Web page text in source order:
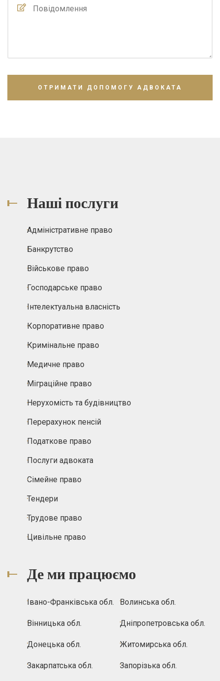
Наші послуги
Адміністративне право
Банкрутство
Військове право
Господарське право
Інтелектуальна власність
Корпоративне право
Кримінальне право
Медичне право
Міграційне право
Нерухомість та будівництво
Перерахунок пенсій
Податкове право
Послуги адвоката
Сімейне право
Тендери
Трудове право
Цивільне право
Де ми працюємо
Івано-Франківська обл. Волинська обл.
Вінницька обл. Дніпропетровська обл.
Донецька обл. Житомирська обл.
Закарпатська обл. Запорізька обл.